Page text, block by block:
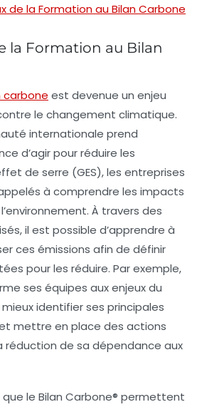
de la Formation au Bilan Carbone
la Formation au Bilan
carbone est devenue un enjeu
le changement climatique.
internationale prend
d’agir pour réduire les
de serre (GES), les entreprises
à comprendre les impacts
À travers des
il est possible d’apprendre à
ces émissions afin de définir
pour les réduire. Par exemple,
ses équipes aux enjeux du
identifier ses principales
mettre en place des actions
réduction de sa dépendance aux
le Bilan Carbone® permettent